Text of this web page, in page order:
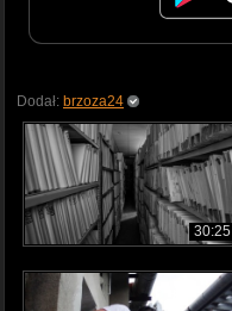
Dodał: brzoza24
30:25